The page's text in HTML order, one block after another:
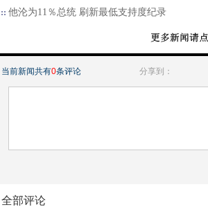
他沦为11％总统 刷新最低支持度纪录
当前新闻共有0条评论 分享到：
全部评论